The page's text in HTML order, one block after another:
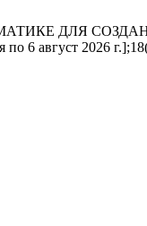
ДЛЯ
август 2026